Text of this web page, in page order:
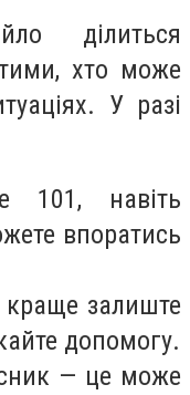
ділиться
хто може
У разі
101, навіть
впоратись
краще залиште
допомогу.
— це може